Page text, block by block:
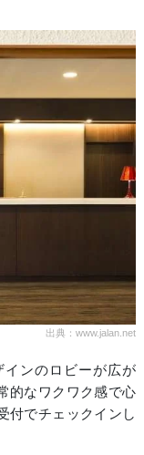
出典：www.jalan.net
インのロビーが広が
的なワクワク感で心
付でチェックインし